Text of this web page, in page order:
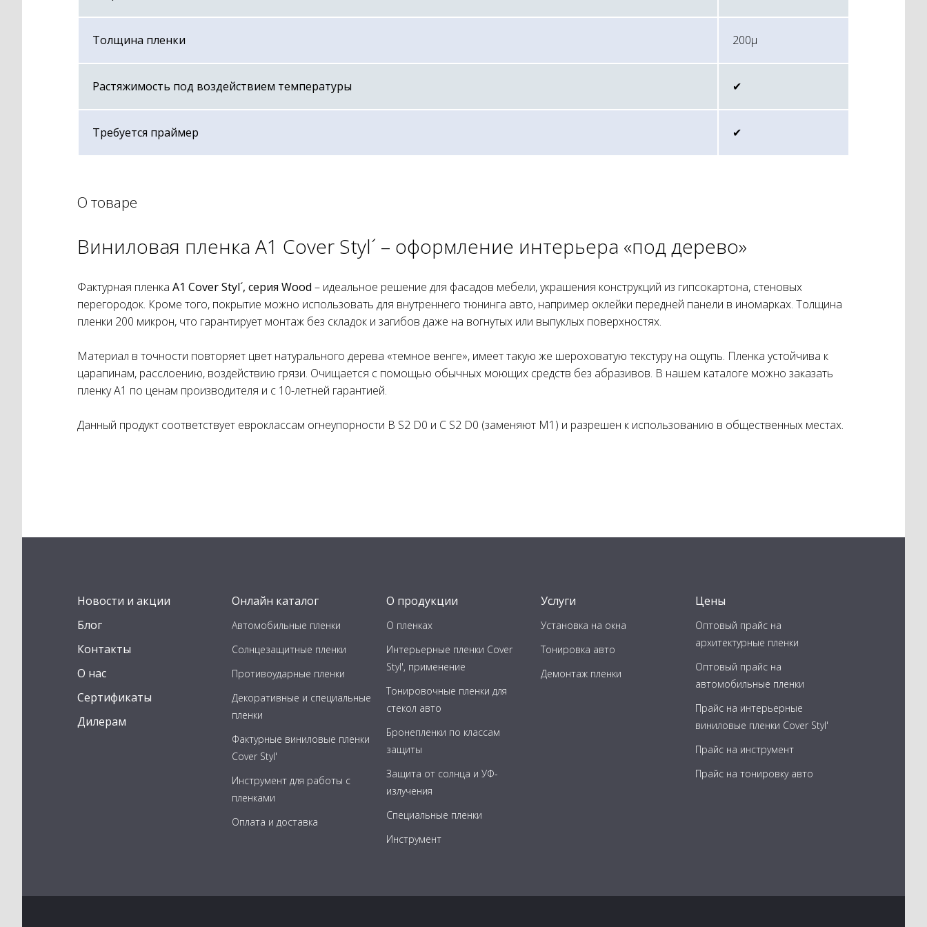
Толщина пленки 200μ
Растяжимость под воздействием температуры ✔︎
Требуется праймер ✔︎
О товаре
Виниловая пленка А1 Cover Styl´ – оформление интерьера «под дерево»
Фактурная пленка А1 Cover Styl´, серия Wood – идеальное решение для фасадов мебели, украшения конструкций из гипсокартона, стеновых
перегородок. Кроме того, покрытие можно использовать для внутреннего тюнинга авто, например оклейки передней панели в иномарках. Толщина
пленки 200 микрон, что гарантирует монтаж без складок и загибов даже на вогнутых или выпуклых поверхностях.
Материал в точности повторяет цвет натурального дерева «темное венге», имеет такую же шероховатую текстуру на ощупь. Пленка устойчива к
царапинам, расслоению, воздействию грязи. Очищается с помощью обычных моющих средств без абразивов. В нашем каталоге можно заказать
пленку А1 по ценам производителя и с 10-летней гарантией.
Данный продукт соответствует евроклассам огнеупорности B S2 D0 и C S2 D0 (заменяют M1) и разрешен к использованию в общественных местах.
Новости и акции
Блог
Контакты
О нас
Сертификаты
Дилерам
Онлайн каталог
Автомобильные пленки
Солнцезащитные пленки
Противоударные пленки
Декоративные и специальные
пленки
Фактурные виниловые пленки
Cover Styl'
Инструмент для работы с
пленками
Оплата и доставка
О продукции
О пленках
Интерьерные пленки Cover
Styl', применение
Тонировочные пленки для
стекол авто
Бронепленки по классам
защиты
Защита от солнца и УФ-
излучения
Специальные пленки
Инструмент
Услуги
Установка на окна
Тонировка авто
Демонтаж пленки
Цены
Оптовый прайс на
архитектурные пленки
Оптовый прайс на
автомобильные пленки
Прайс на интерьерные
виниловые пленки Cover Styl'
Прайс на инструмент
Прайс на тонировку авто